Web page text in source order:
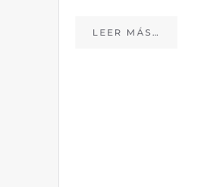
LEER MÁS…